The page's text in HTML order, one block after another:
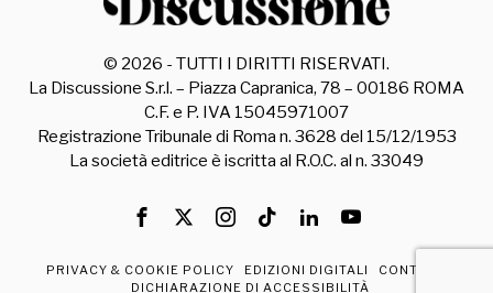
© 2026 - TUTTI I DIRITTI RISERVATI.
La Discussione S.r.l. – Piazza Capranica, 78 – 00186 ROMA
C.F. e P. IVA 15045971007
Registrazione Tribunale di Roma n. 3628 del 15/12/1953
La società editrice è iscritta al R.O.C. al n. 33049
PRIVACY & COOKIE POLICY EDIZIONI DIGITALI
CONTATTI
DICHIARAZIONE DI ACCESSIBILITÀ